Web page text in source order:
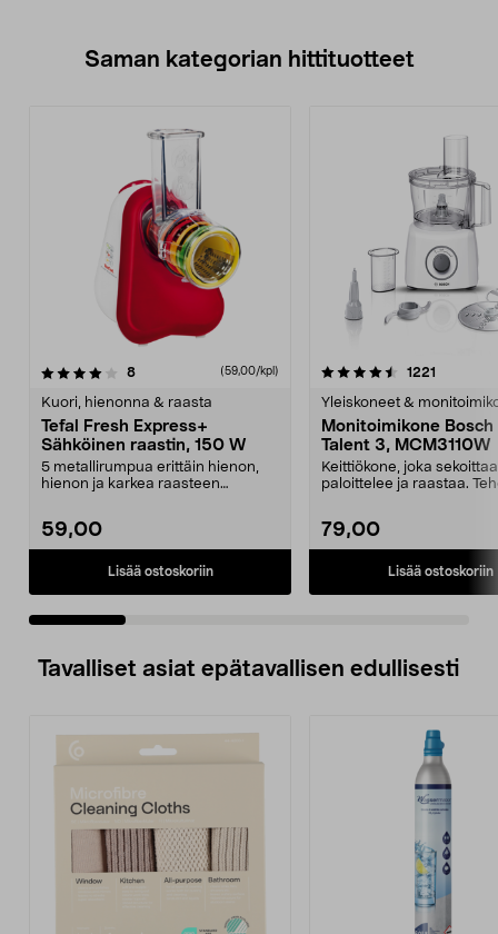
Saman kategorian hittituotteet
8arvostelut (59,00/kpl)
Kuori, hienonna & raasta
Tefal Fresh Express+
Sähköinen raastin, 150 W
5 metallirumpua erittäin hienon,
hienon ja karkea raasteen
59,00
Lisää ostoskoriin
4.5 viidestä
1221
Yleiskoneet &
Monitoimikone Bosch
Talent 3, MCM3110W
Keittiökone, joka
paloittelee ja raastaa.
79,00
Lisää ostoskoriin
4.5 viidestä
Tavalliset asiat epätavallisen edullisesti